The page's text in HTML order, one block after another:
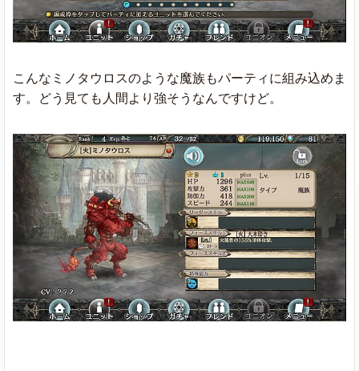
こんなミノタウロスのような魔族もパーティに組み込めま
す。どう見ても人間より強そうなんですけど。